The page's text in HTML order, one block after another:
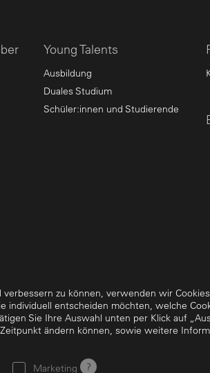
Young Talents
Ausbildung
Duales Studium
Schüler:innen und Studierende
Impressum
zu können, verwenden wir
individuell entscheiden möchten, welche
Sie Ihre Auswahl unten per Klick auf
ändern können, sowie weitere
Marketing ?